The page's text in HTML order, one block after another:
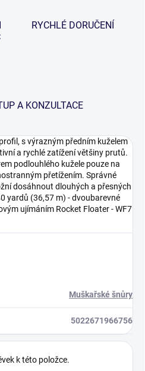
RYCHLÉ DORUČENÍ
A KONZULTACE
s výrazným předním kuželem
a rychlé zatížení většiny prutů.
podlouhlého kužele pouze na
přetížením. Správné
dosáhnout dlouhých a přesných
yardů (36,57 m) - dvoubarevné
ujímáním Rocket Floater - WF7
Muškařské šnůry
5022671966756
k této položce.